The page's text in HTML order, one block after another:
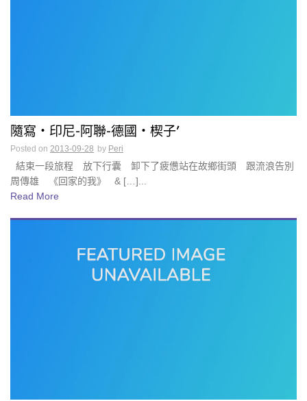
隨寫・印尼-阿聯-德國・楔子’
Posted on 2013-09-28 by Peri
結束一段旅程 放下行囊 卸下了疲憊站在故鄉街頭 跟流浪告別
周傳雄 《回家的我》 & […]...
Read More